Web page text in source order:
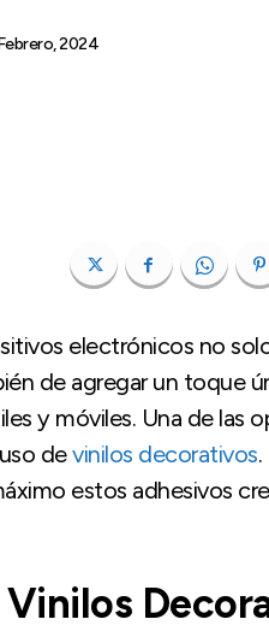
2024
electrónicos no
de agregar un toque
y móviles. Una de las
devinilos decorativos
estos adhesivos
Vinilos